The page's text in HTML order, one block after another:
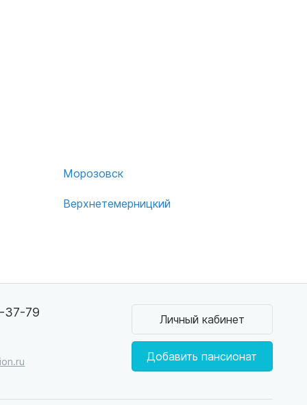
Морозовск
Верхнетемерницкий
37-79 Личный кабинет
Добавить пансионат